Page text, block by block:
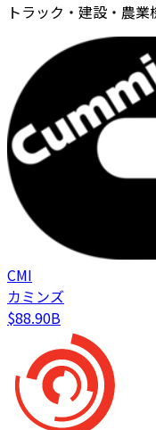
トラック・建設・農業
CMI
カミンズ
$88.90B